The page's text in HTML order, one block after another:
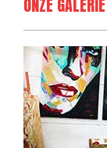
ONZE GALERIE